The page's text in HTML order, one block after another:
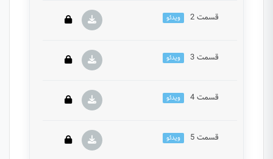
این بخش خصوصی می باشد. برای دسترسی کامل به
قسمت 2 ویدئو
این بخش خصوصی می باشد. برای دسترسی کامل به
قسمت 3 ویدئو
این بخش خصوصی می باشد. برای دسترسی کامل به
قسمت 4 ویدئو
این بخش خصوصی می باشد. برای دسترسی کامل به
قسمت 5 ویدئو